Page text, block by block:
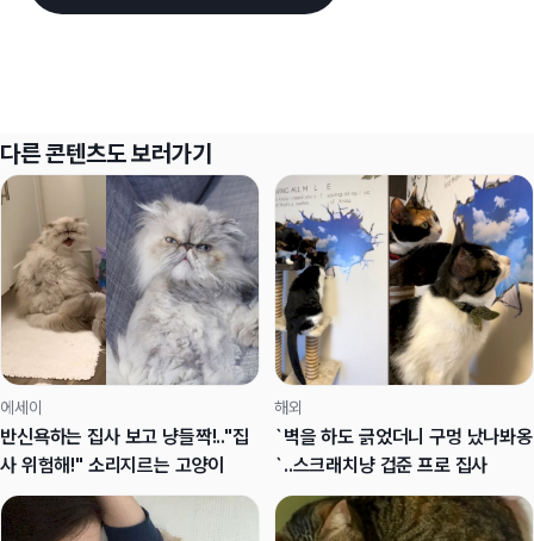
다른 콘텐츠도 보러가기
에세이
반신욕하는 집사 보고 냥들짝!.."집
사 위험해!" 소리지르는 고양이
해외
`벽을 하도 긁었더니 구멍 났나봐옹
`..스크래치냥 겁준 프로 집사